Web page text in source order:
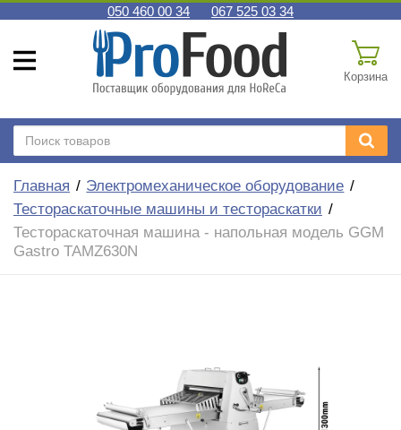
050 460 00 34 067 525 03 34
Корзина
Главная
Электромеханическое оборудование
Тестораскаточные машины и тестораскатки
Тестораскаточная машина - напольная модель GGM
Gastro TAMZ630N